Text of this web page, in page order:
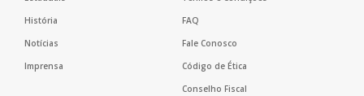
História
Notícias
Imprensa
FAQ
Fale Conosco
Código de Ética
Conselho Fiscal